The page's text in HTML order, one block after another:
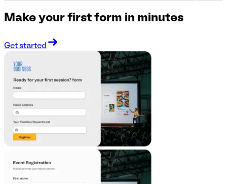
Make your first form in minutes
Get started